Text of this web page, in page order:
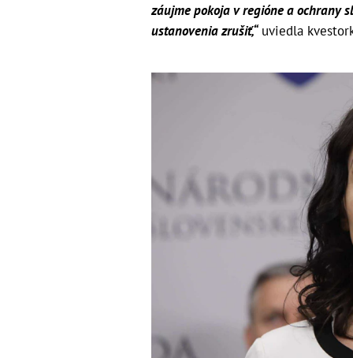
záujme pokoja v regióne a ochrany
ustanovenia zrušiť,“uviedla